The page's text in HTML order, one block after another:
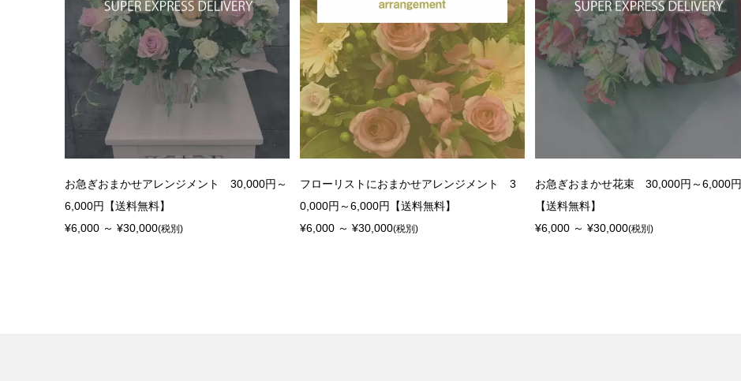
お急ぎおまかせアレンジメント 30,000円～
6,000円【送料無料】
¥6,000 ～ ¥30,000(税別)
フローリストにおまかせアレンジメント 3
0,000円～6,000円【送料無料】
¥6,000 ～ ¥30,000(税別)
お急ぎおまかせ花束 30,000円～6,000円
【送料無料】
¥6,000 ～ ¥30,000(税別)